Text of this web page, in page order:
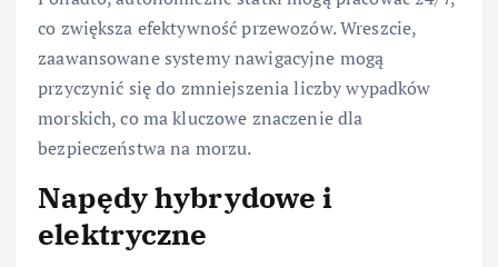
co zwiększa efektywność przewozów. Wreszcie,
zaawansowane systemy nawigacyjne mogą
przyczynić się do zmniejszenia liczby wypadków
morskich, co ma kluczowe znaczenie dla
bezpieczeństwa na morzu.
Napędy hybrydowe i
elektryczne